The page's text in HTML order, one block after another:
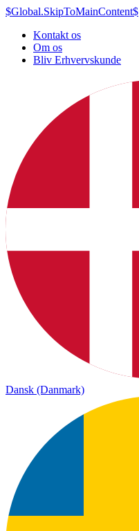
$Global.SkipToMainContent$
Kontakt os
Om os
Bliv Erhvervskunde
Dansk (Danmark)